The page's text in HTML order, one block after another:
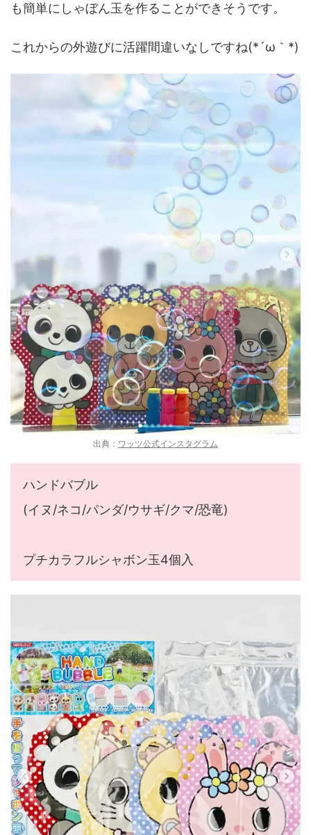
も簡単にしゃぼん玉を作ることができそうです。
これからの外遊びに活躍間違いなしですね(*´ω｀*)
出典： ワッツ公式インスタグラム
ハンドバブル
(イヌ/ネコ/パンダ/ウサギ/クマ/恐竜)
プチカラフルシャボン玉4個入